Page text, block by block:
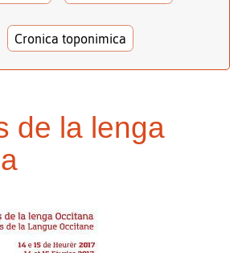
Cronica toponimica
de la lenga